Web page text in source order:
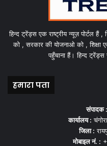
हिन्द ट्रेंड्स एक राष्ट्रीय न्यूज़ पोर्टल हैं
को , सरकार की योजनाओ को , शिक्षा
पहुँचाना हैं। हिन्द
हमारा पता
संपादक
कार्यालय :
जिला :
मोबाइल नं. :